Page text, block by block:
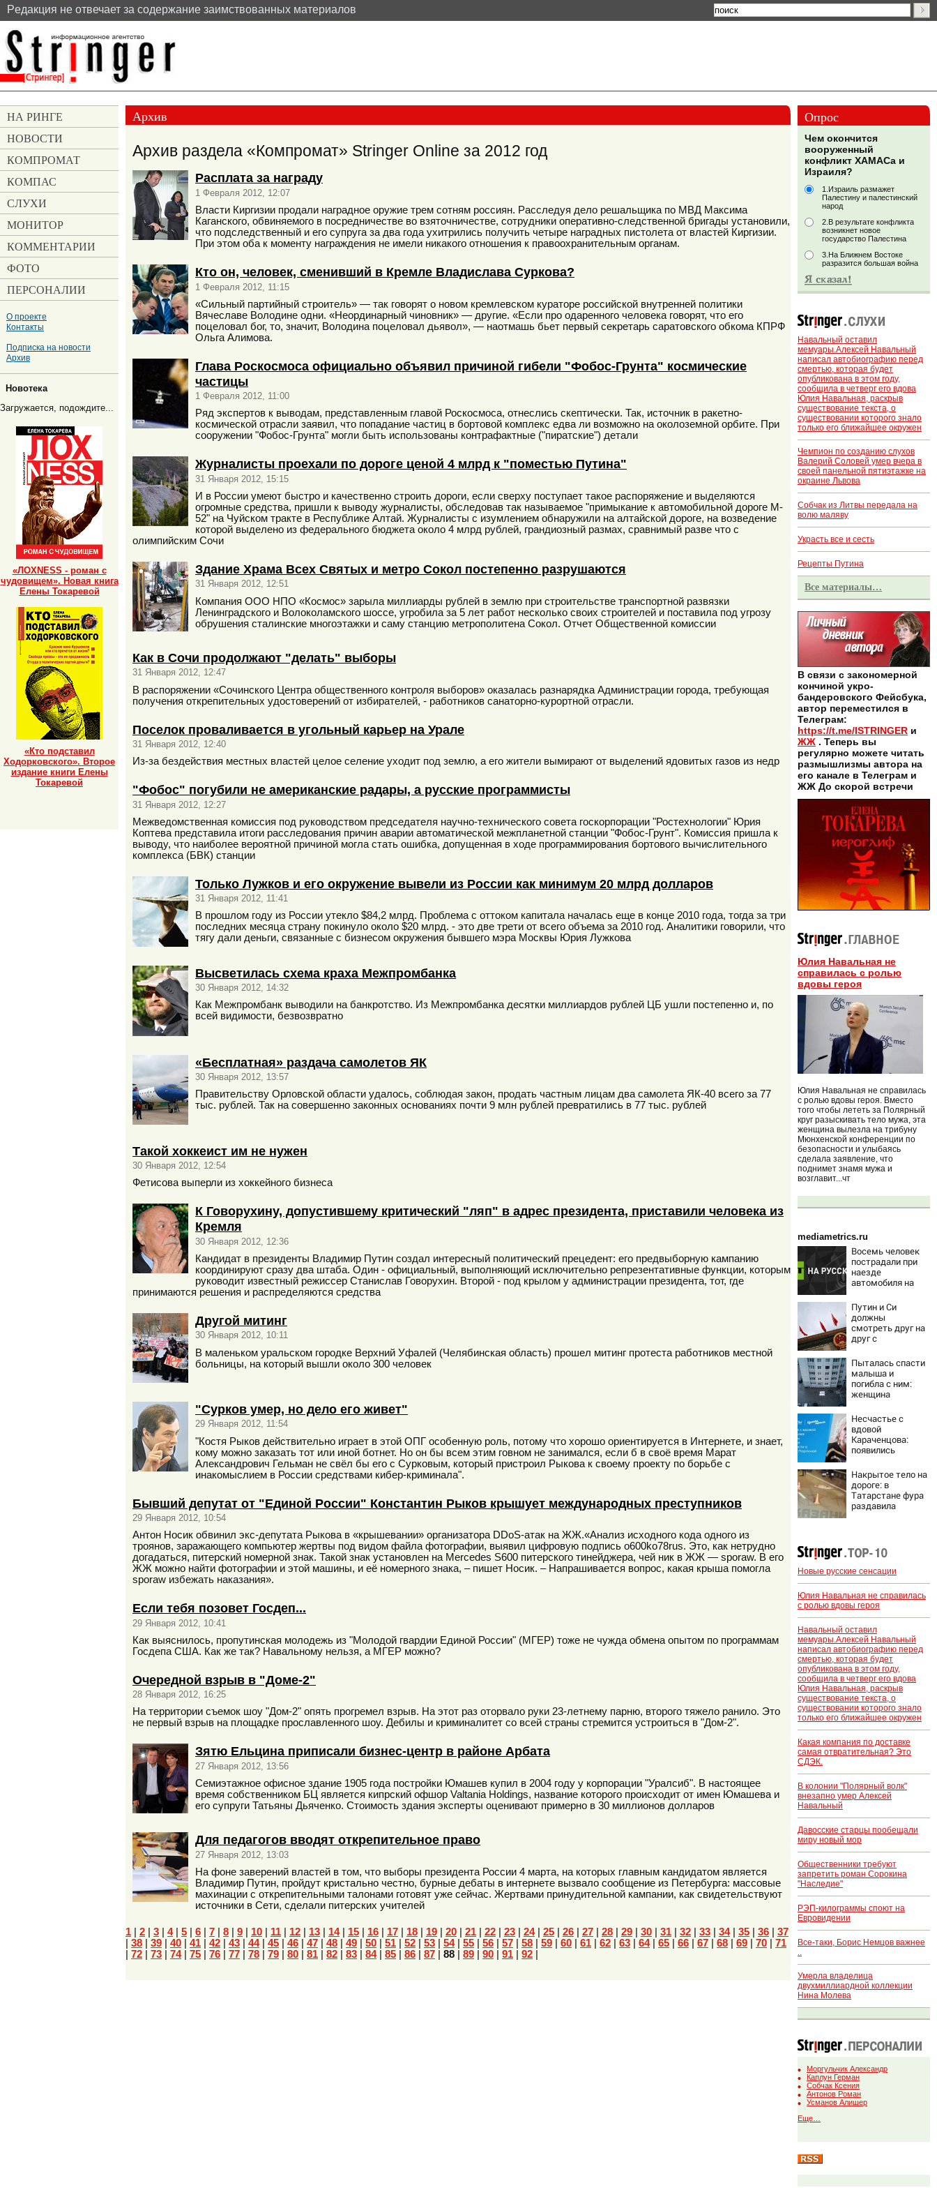
Pедакция не отвечает за содержание заимствованных материалов
Архив
Архив раздела «Компромат» Stringer Online за 2012 год
Расплата за награду
1 Февраля 2012, 12:07
Власти Киргизии продали наградное оружие трем сотням россиян. Расследуя дело решальщика по МВД Максима
Каганского, обвиняемого в посредничестве во взяточничестве, сотрудники оперативно-следственной бригады установили,
что подследственный и его супруга за два года ухитрились получить четыре наградных пистолета от властей Киргизии.
При этом оба к моменту награждения не имели никакого отношения к правоохранительным органам.
Кто он, человек, сменивший в Кремле Владислава Суркова?
1 Февраля 2012, 11:15
«Сильный партийный строитель» — так говорят о новом кремлевском кураторе российской внутренней политики
Вячеславе Володине одни. «Неординарный чиновник» — другие. «Если про одаренного человека говорят, что его
поцеловал бог, то, значит, Володина поцеловал дьявол», — наотмашь бьет первый секретарь саратовского обкома КПРФ
Ольга Алимова.
Глава Роскосмоса официально объявил причиной гибели "Фобос-Грунта" космические
частицы
1 Февраля 2012, 11:00
Ряд экспертов к выводам, представленным главой Роскосмоса, отнеслись скептически. Так, источник в ракетно-
космической отрасли заявил, что попадание частиц в бортовой комплекс едва ли возможно на околоземной орбите. При
сооружении "Фобос-Грунта" могли быть использованы контрафактные ("пиратские") детали
Журналисты проехали по дороге ценой 4 млрд к "поместью Путина"
31 Января 2012, 15:15
И в России умеют быстро и качественно строить дороги, если сверху поступает такое распоряжение и выделяются
огромные средства, пришли к выводу журналисты, обследовав так называемое "примыкание к автомобильной дороге M-
52" на Чуйском тракте в Республике Алтай. Журналисты с изумлением обнаружили на алтайской дороге, на возведение
которой выделено из федерального бюджета около 4 млрд рублей, грандиозный размах, сравнимый разве что с
олимпийским Сочи
Здание Храма Всех Святых и метро Сокол постепенно разрушаются
31 Января 2012, 12:51
Компания ООО НПО «Космос» зарыла миллиарды рублей в землю при строительстве транспортной развязки
Ленинградского и Волоколамского шоссе, угробила за 5 лет работ несколько своих строителей и поставила под угрозу
обрушения сталинские многоэтажки и саму станцию метрополитена Сокол. Отчет Общественной комиссии
Как в Сочи продолжают "делать" выборы
31 Января 2012, 12:47
В распоряжении «Сочинского Центра общественного контроля выборов» оказалась разнарядка Администрации города, требующая
получения открепительных удостоверений от избирателей, - работников санаторно-курортной отрасли.
Поселок проваливается в угольный карьер на Урале
31 Января 2012, 12:40
Из-за бездействия местных властей целое селение уходит под землю, а его жители вымирают от выделений ядовитых газов из недр
"Фобос" погубили не американские радары, а русские программисты
31 Января 2012, 12:27
Межведомственная комиссия под руководством председателя научно-технического совета госкорпорации "Ростехнологии" Юрия
Коптева представила итоги расследования причин аварии автоматической межпланетной станции "Фобос-Грунт". Комиссия пришла к
выводу, что наиболее вероятной причиной могла стать ошибка, допущенная в ходе программирования бортового вычислительного
комплекса (БВК) станции
Только Лужков и его окружение вывели из России как минимум 20 млрд долларов
31 Января 2012, 11:41
В прошлом году из России утекло $84,2 млрд. Проблема с оттоком капитала началась еще в конце 2010 года, тогда за три
последних месяца страну покинуло около $20 млрд. - это две трети от всего объема за 2010 год. Аналитики говорили, что
тягу дали деньги, связанные с бизнесом окружения бывшего мэра Москвы Юрия Лужкова
Высветилась схема краха Межпромбанка
30 Января 2012, 14:32
Как Межпромбанк выводили на банкротство. Из Межпромбанка десятки миллиардов рублей ЦБ ушли постепенно и, по
всей видимости, безвозвратно
«Бесплатная» раздача самолетов ЯК
30 Января 2012, 13:57
Правительству Орловской области удалось, соблюдая закон, продать частным лицам два самолета ЯК-40 всего за 77
тыс. рублей. Так на совершенно законных основаниях почти 9 млн рублей превратились в 77 тыс. рублей
Такой хоккеист им не нужен
30 Января 2012, 12:54
Фетисова выперли из хоккейного бизнеса
К Говорухину, допустившему критический "ляп" в адрес президента, приставили человека из
Кремля
30 Января 2012, 12:36
Кандидат в президенты Владимир Путин создал интересный политический прецедент: его предвыборную кампанию
координируют сразу два штаба. Один - официальный, выполняющий исключительно репрезентативные функции, которым
руководит известный режиссер Станислав Говорухин. Второй - под крылом у администрации президента, тот, где
принимаются решения и распределяются средства
Другой митинг
30 Января 2012, 10:11
В маленьком уральском городке Верхний Уфалей (Челябинская область) прошел митинг протеста работников местной
больницы, на который вышли около 300 человек
"Сурков умер, но дело его живет"
29 Января 2012, 11:54
"Костя Рыков действительно играет в этой ОПГ особенную роль, потому что хорошо ориентируется в Интернете, и знает,
кому можно заказать тот или иной ботнет. Но он бы всем этим говном не занимался, если б в своё время Марат
Александрович Гельман не свёл бы его с Сурковым, который пристроил Рыкова к своему проекту по борьбе с
инакомыслием в России средствами кибер-криминала".
Бывший депутат от "Единой России" Константин Рыков крышует международных преступников
29 Января 2012, 10:54
Антон Носик обвинил экс-депутата Рыкова в «крышевании» организатора DDoS-атак на ЖЖ.«Анализ исходного кода одного из
троянов, заражающего компьютер жертвы под видом файла фотографии, выявил цифровую подпись o600ko78rus. Это, как нетрудно
догадаться, питерский номерной знак. Такой знак установлен на Mercedes S600 питерского тинейджера, чей ник в ЖЖ — sporaw. В его
ЖЖ можно найти фотографии и этой машины, и её номерного знака, – пишет Носик. – Напрашивается вопрос, какая крыша помогла
sporaw избежать наказания».
Если тебя позовет Госдеп...
29 Января 2012, 10:41
Как выяснилось, пропутинская молодежь из "Молодой гвардии Единой России" (МГЕР) тоже не чужда обмена опытом по программам
Госдепа США. Как же так? Навальному нельзя, а МГЕР можно?
Очередной взрыв в "Доме-2"
28 Января 2012, 16:25
На территории съемок шоу "Дом-2" опять прогремел взрыв. На этот раз оторвало руки 23-летнему парню, второго тяжело ранило. Это
не первый взрыв на площадке прославленного шоу. Дебилы и криминалитет со всей страны стремится устроиться в "Дом-2".
Зятю Ельцина приписали бизнес-центр в районе Арбата
27 Января 2012, 13:56
Семиэтажное офисное здание 1905 года постройки Юмашев купил в 2004 году у корпорации "Уралсиб". В настоящее
время собственником БЦ является кипрский офшор Valtania Holdings, название которого происходит от имен Юмашева и
его супруги Татьяны Дьяченко. Стоимость здания эксперты оценивают примерно в 30 миллионов долларов
Для педагогов вводят открепительное право
27 Января 2012, 13:03
На фоне заверений властей в том, что выборы президента России 4 марта, на которых главным кандидатом является
Владимир Путин, пройдут кристально честно, бурные дебаты в интернете вызвало сообщение из Петербурга: массовые
махинации с открепительными талонами готовят уже сейчас. Жертвами принудительной кампании, как свидетельствуют
источники в Сети, сделали питерских учителей
1 2 3 4| 5 6 7 8 9 10 11 12 13 14| 15 16 17 18 19 20 21 22 23 24| 25 26 27 28 29 30 31 32 33 34| 35 36
37
38 39 40 41 42 43 44| 45 46 47 48 49 50 51 52 53 54| 55 56 57 58 59 60 61 62 63 64| 65 66 67 68 69 70
71
72 73 74| 75 76 77 78 79 80 81 82 83 84| 85 86 87 88 89 90 91 92
Опрос
Чем окончится
вооруженный
конфликт ХАМАСа и
Израиля?
1.Израиль размажет
Палестину и палестинский
народ
2.В результате конфликта
возникнет новое
государство Палестина
3.На Ближнем Востоке
разразится большая война
Навальный оставил
мемуары.Алексей Навальный
написал автобиографию перед
смертью, которая будет
опубликована в этом году,
сообщила в четверг его вдова
Юлия Навальная, раскрыв
существование текста, о
существовании которого знало
только его ближайшее окружен
Чемпион по созданию слухов
Валерий Соловей умер вчера в
своей панельной пятиэтажке на
окраине Львова
Собчак из Литвы передала на
волю маляву
Украсть все и сесть
Рецепты Путина
Все материалы…
В связи с закономерной
кончиной укро-
бандеровского Фейсбука,
автор переместился в
Телеграм:
https://t.me/ISTRINGER и
ЖЖ . Теперь вы
регулярно можете читать
размышлизмы автора на
его канале в Телеграм и
ЖЖ До скорой встречи
Юлия Навальная не
справилась с ролью
вдовы героя
Юлия Навальная не справилась
с ролью вдовы героя. Вместо
того чтобы лететь за Полярный
круг разыскивать тело мужа, эта
женщина вылезла на трибуну
Мюнхенской конференции по
безопасности и улыбаясь
сделала заявление, что
поднимет знамя мужа и
возглавит...чт
mediametrics.ru
Восемь человек
пострадали при
наезде
автомобиля на
Омске
Путин и Си
должны
смотреть друг на
друг с
Зеленский
поставил задачу
своим
дипломатам
Пыталась спасти
малыша и
погибла с ним:
женщина
насмерть на
глазах у детей
06/08/2026 –
Новости
Несчастье с
вдовой
Караченцова:
появились
подробности о
Людмиле
Поргиной
Накрытое тело на
дороге: в
Татарстане фура
раздавила
Новые русские сенсации
Юлия Навальная не справилась
с ролью вдовы героя
Навальный оставил
мемуары.Алексей Навальный
написал автобиографию перед
смертью, которая будет
опубликована в этом году,
сообщила в четверг его вдова
Юлия Навальная, раскрыв
существование текста, о
существовании которого знало
только его ближайшее окружен
Какая компания по доставке
самая отвратительная? Это
СДЭК.
В колонии "Полярный волк"
внезапно умер Алексей
Навальный
Давосские старцы пообещали
миру новый мор
Общественники требуют
запретить роман Сорокина
"Наследие"
РЭП-килограммы споют на
Евровидении
Все-таки, Борис Немцов важнее
Умерла владелица
двухмиллиардной коллекции
Нина Молева
Моргульчик Александр
Каплун Герман
Собчак Ксения
Антонов Роман
Усманов Алишер
Еще…
НА РИНГЕ
НОВОСТИ
КОМПРОМАТ
КОМПАС
СЛУХИ
МОНИТОР
КОММЕНТАРИИ
ФОТО
ПЕРСОНАЛИИ
О проекте
Контакты
Подписка на новости
Архив
Новотека
Загружается, подождите...
«ЛОХNESS - роман с
чудовищем». Новая книга
Елены Токаревой
«Кто подставил
Ходорковского». Второе
издание книги Елены
Токаревой